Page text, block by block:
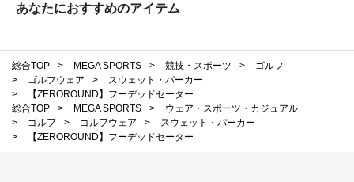
あなたにおすすめのアイテム
総合TOP > MEGA SPORTS > 競技・スポーツ >
ゴルフ
>
ゴルフウェア >
スウェット・パーカー
>
【ZEROROUND】フーデッドセーター
総合TOP
> MEGA SPORTS >
ウェア・スポーツ・カジュアル
>
ゴルフ > ゴルフウェア >
スウェット・パーカー
>
【ZEROROUND】フーデッドセーター